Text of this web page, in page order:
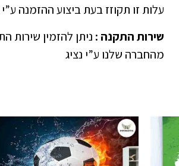
עלות זו תקוזז בעת ביצוע ההזמנה ע”י
שירות התקנה : ניתן להזמין שירות
מהחברה שלנו ע”י נציג